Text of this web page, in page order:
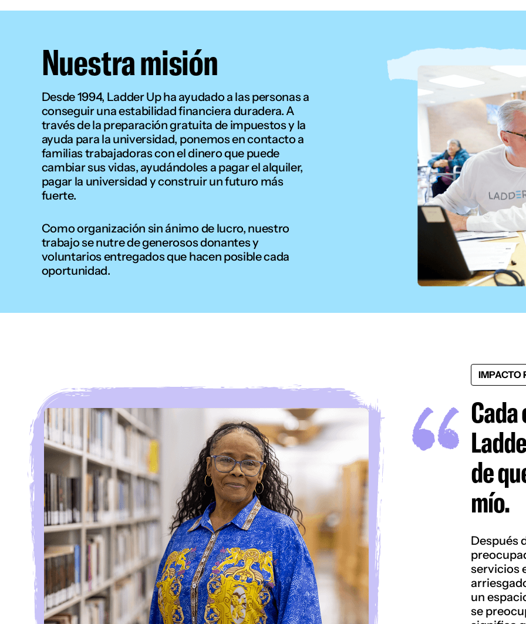
Nuestra misión
Desde 1994, Ladder Up ha ayudado a las personas a
conseguir una estabilidad financiera duradera. A
través de la preparación gratuita de impuestos y la
ayuda para la universidad, ponemos en contacto a
familias trabajadoras con el dinero que puede
cambiar sus vidas, ayudándoles a pagar el alquiler,
pagar la universidad y construir un futuro más
fuerte.
Como organización sin ánimo de lucro, nuestro
trabajo se nutre de generosos donantes y
voluntarios entregados que hacen posible cada
oportunidad.
IMPACTO
de
mío.
Después
servicios
un
se